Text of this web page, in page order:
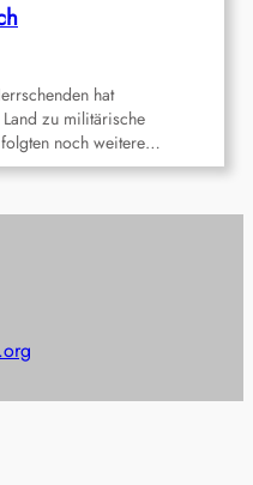
hat
zu militärische
noch weitere…